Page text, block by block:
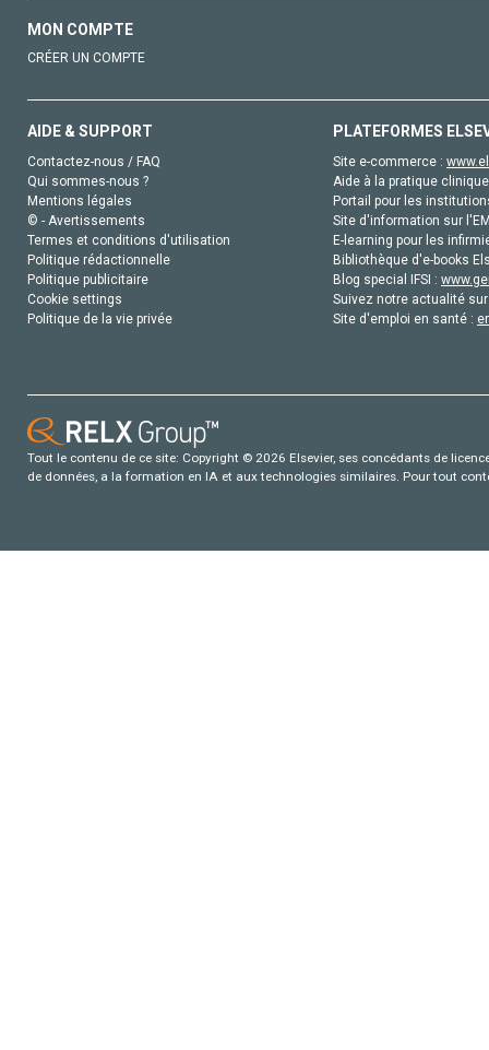
MON COMPTE
CRÉER UN COMPTE
AIDE & SUPPORT
Contactez-nous / FAQ
Qui sommes-nous ?
Mentions légales
© - Avertissements
Termes et conditions d'utilisation
Politique rédactionnelle
Politique publicitaire
Cookie settings
Politique de la vie privée
PLATEFORMES
Site e-commerce :
Aide à la pratique
Portail pour les
Site d'information sur
E-learning pour les
Bibliothèque d'e-books
Blog special IFSI :
Suivez notre actualité
Site d'emploi en santé :
Tout le contenu de ce site: Copyright © 2026 Elsevier, ses concédants de
de données, a la formation en IA et aux technologies similaires. Pour tout